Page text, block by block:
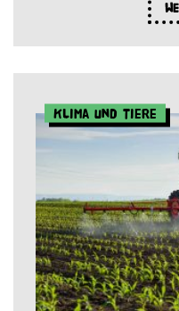
Klima und Tiere